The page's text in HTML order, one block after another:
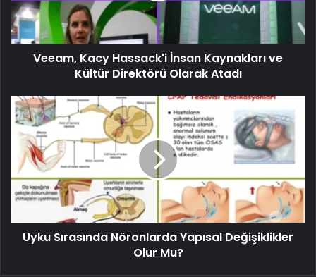
Veeam, Kacy Hassack'i İnsan Kaynakları ve
Kültür Direktörü Olarak Atadı
Uyku Sırasında Nöronlarda Yapısal Değişiklikler
Olur Mu?